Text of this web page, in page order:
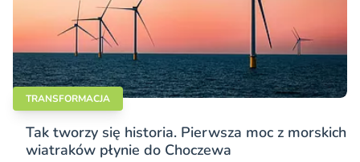
TRANSFORMACJA
Tak tworzy się historia. Pierwsza moc z morskich
wiatraków płynie do Choczewa